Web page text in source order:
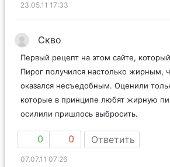
23.05.11 17:33
Скво
Первый рецепт на этом сайте,
Пирог получился настолько жирным,
оказался несъедобным. Оценили
которые в принципе любят жирную
осилили пришлось выбросить.
0 0 Ответить
07.07.11 07:26